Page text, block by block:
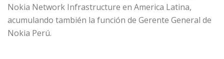
Nokia Network Infrastructure en America Latina,
acumulando también la función de Gerente General de
Nokia Perú.